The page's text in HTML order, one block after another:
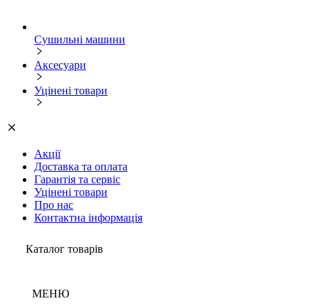
Сушильні машини
Аксесуари
Уцінені товари
Акції
Доставка та оплата
Гарантія та сервіс
Уцінені товари
Про нас
Контактна інформація
Каталог товарів
МЕНЮ